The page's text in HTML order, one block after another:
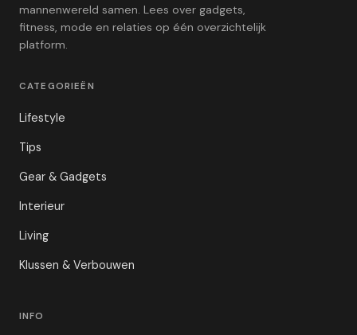
mannenwereld samen. Lees over gadgets,
fitness, mode en relaties op één overzichtelijk
platform.
CATEGORIEËN
Lifestyle
Tips
Gear & Gadgets
Interieur
Living
Klussen & Verbouwen
INFO